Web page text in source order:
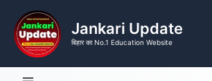
content
Jankari Update
बिहार का No.1 Education Website